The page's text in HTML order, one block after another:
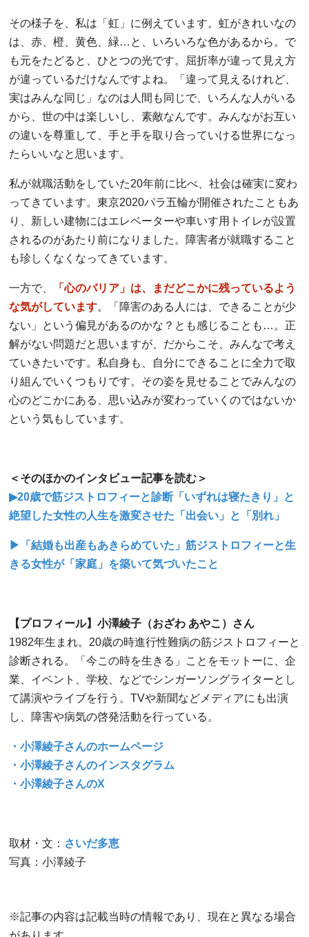
その様子を、私は「虹」に例えています。虹がきれいなの
は、赤、橙、黄色、緑…と、いろいろな色があるから。で
も元をたどると、ひとつの光です。屈折率が違って見え方
が違っているだけなんですよね。「違って見えるけれど、
実はみんな同じ」なのは人間も同じで、いろんな人がいる
から、世の中は楽しいし、素敵なんです。みんながお互い
の違いを尊重して、手と手を取り合っていける世界になっ
たらいいなと思います。
私が就職活動をしていた20年前に比べ、社会は確実に変わ
ってきています。東京2020パラ五輪が開催されたこともあ
り、新しい建物にはエレベーターや車いす用トイレが設置
されるのがあたり前になりました。障害者が就職すること
も珍しくなくなってきています。
一方で、
「心のバリア」は、まだどこかに残っているよう
な気がしています。「障害のある人には、できることが少
ない」という偏見があるのかな？とも感じることも…。正
解がない問題だと思いますが、だからこそ、みんなで考え
ていきたいです。私自身も、自分にできることに全力で取
り組んでいくつもりです。その姿を見せることでみんなの
心のどこかにある、思い込みが変わっていくのではないか
という気もしています。
＜そのほかのインタビュー記事を読む＞
▶20歳で筋ジストロフィーと診断「いずれは寝たきり」と
絶望した女性の人生を激変させた「出会い」と「別れ」
▶「結婚も出産もあきらめていた」筋ジストロフィーと生
きる女性が「家庭」を築いて気づいたこと
【プロフィール】小澤綾子（おざわ あやこ）さん
1982年生まれ。20歳の時進行性難病の筋ジストロフィーと
診断される。「今この時を生きる」ことをモットーに、企
業、イベント、学校、などでシンガーソングライターとし
て講演やライブを行う。TVや新聞などメディアにも出演
し、障害や病気の啓発活動を行っている。
・小澤綾子さんのホームページ
・小澤綾子さんのインスタグラム
・小澤綾子さんのX
取材・文： さいだ多恵
写真：小澤綾子
※記事の内容は記載当時の情報であり、現在と異なる場合